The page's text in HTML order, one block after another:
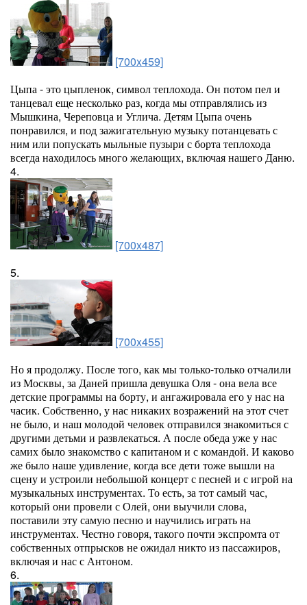
[700x459]
Цыпа - это цыпленок, символ теплохода. Он потом пел и
танцевал еще несколько раз, когда мы отправлялись из
Мышкина, Череповца и Углича. Детям Цыпа очень
понравился, и под зажигательную музыку потанцевать с
ним или попускать мыльные пузыри с борта теплохода
всегда находилось много желающих, включая нашего Даню.
4.
[700x487]
5.
[700x455]
Но я продолжу. После того, как мы только-только отчалили
из Москвы, за Даней пришла девушка Оля - она вела все
детские программы на борту, и ангажировала его у нас на
часик. Собственно, у нас никаких возражений на этот счет
не было, и наш молодой человек отправился знакомиться с
другими детьми и развлекаться. А после обеда уже у нас
самих было знакомство с капитаном и с командой. И каково
же было наше удивление, когда все дети тоже вышли на
сцену и устроили небольшой концерт с песней и с игрой на
музыкальных инструментах. То есть, за тот самый час,
который они провели с Олей, они выучили слова,
поставили эту самую песню и научились играть на
инструментах. Честно говоря, такого почти экспромта от
собственных отпрысков не ожидал никто из пассажиров,
включая и нас с Антоном.
6.